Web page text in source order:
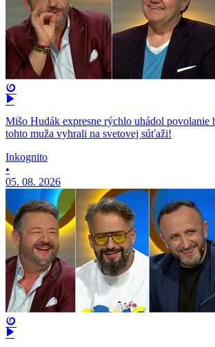
Mišo Hudák expresne rýchlo uhádol
tohto muža vyhrali na svetovej súťaži!
Inkognito
•
05. 08. 2026